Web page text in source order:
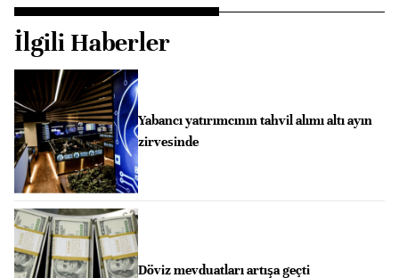
İlgili Haberler
Yabancı yatırımcının tahvil alımı altı ayın
zirvesinde
Döviz mevduatları artışa geçti